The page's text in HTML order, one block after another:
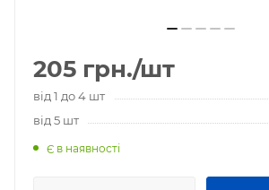
205 грн./шт
від 1 до 4 шт
від 5 шт
Є в наявності